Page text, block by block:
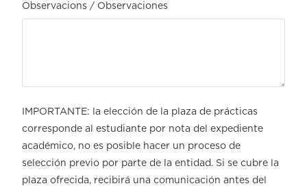
Observacions / Observaciones
IMPORTANTE: la elección de la plaza de prácticas
corresponde al estudiante por nota del expediente
académico, no es posible hacer un proceso de
selección previo por parte de la entidad. Si se cubre la
plaza ofrecida, recibirá una comunicación antes del